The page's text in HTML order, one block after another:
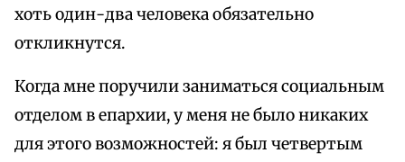
хоть один-два человека обязательно
откликнутся.
Когда мне поручили заниматься социальным
отделом в епархии, у меня не было никаких
для этого возможностей: я был четвертым